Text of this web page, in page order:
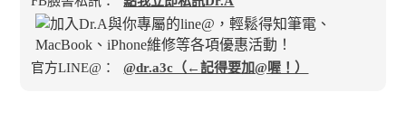
官方LINE@： @dr.a3c（←記得要加@喔！）